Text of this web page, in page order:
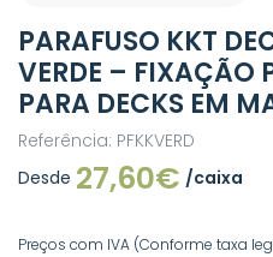
PARAFUSO KKT
VERDE – FIXAÇÃO
PARA DECKS EM
Referência: PFKKVERD
Desde 27,60€ /caixa
Preços com IVA (Conforme taxa